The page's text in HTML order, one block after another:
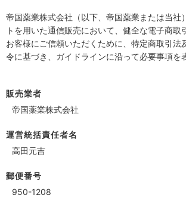
帝国薬業株式会社（以下、帝国薬業または当社
トを用いた通信販売において、健全な電子商取
お客様にご信頼いただくために、特定商取引法
令に基づき、ガイドラインに沿って必要事項を
販売業者
帝国薬業株式会社
運営統括責任者名
高田元吉
郵便番号
950-1208